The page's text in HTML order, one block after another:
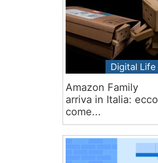
Digital Life
Amazon Family
arriva in Italia: ecco
come...